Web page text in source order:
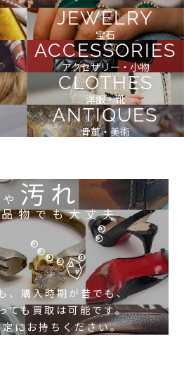
JEWELRY
宝石
ACCESSORIES
アクセサリー・小物
CLOTHES
洋服・靴
ANTIQUES
骨董・美術
や 汚れ
物でも大丈夫
、購入時期が昔でも、
ても買取は可能です。
にお持ちください。